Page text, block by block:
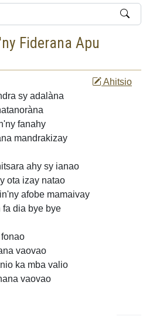
Fiderana Apu
Ahitsio
sy adalàna
fanahy
mandrakizay
ahy sy ianao
izay natao
afobe mamaivay
dia bye bye
vaovao
ka mba valio
vaovao